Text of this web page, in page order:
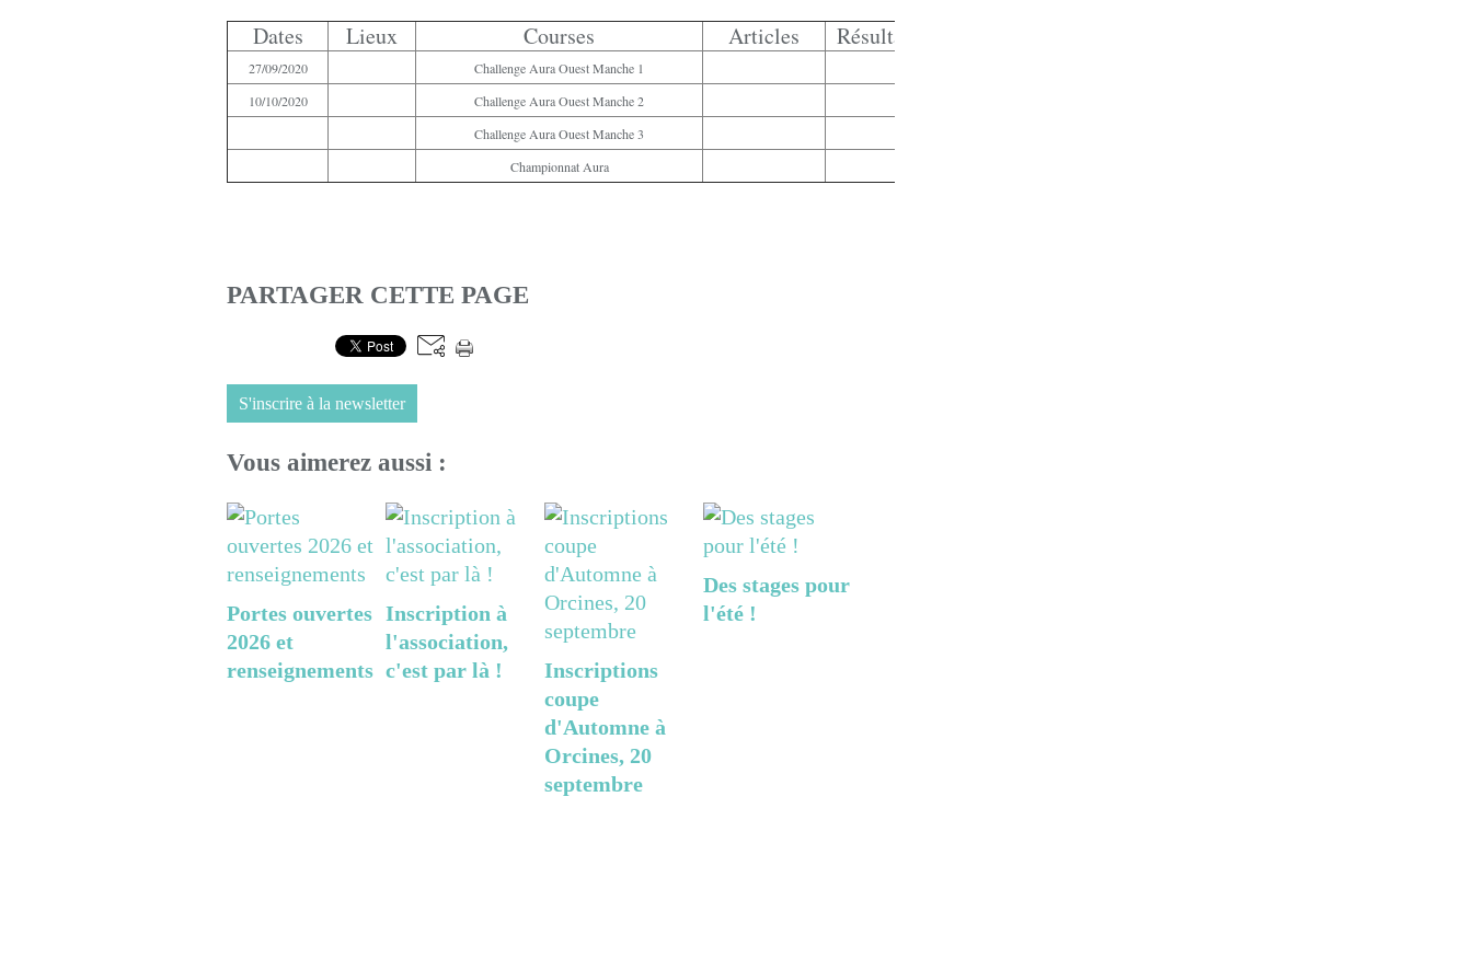
Dates Lieux Courses Articles Résultats
27/09/2020
Challenge Aura Ouest Manche 1
10/10/2020
Challenge Aura Ouest Manche 2
Challenge Aura Ouest Manche 3
Championnat Aura
PARTAGER CETTE PAGE
S'inscrire à la newsletter
Vous aimerez aussi :
Portes ouvertes
2026 et
renseignements
Inscription à
l'association,
c'est par là !
Inscriptions
coupe
d'Automne à
Orcines, 20
septembre
Des stages pour
l'été !